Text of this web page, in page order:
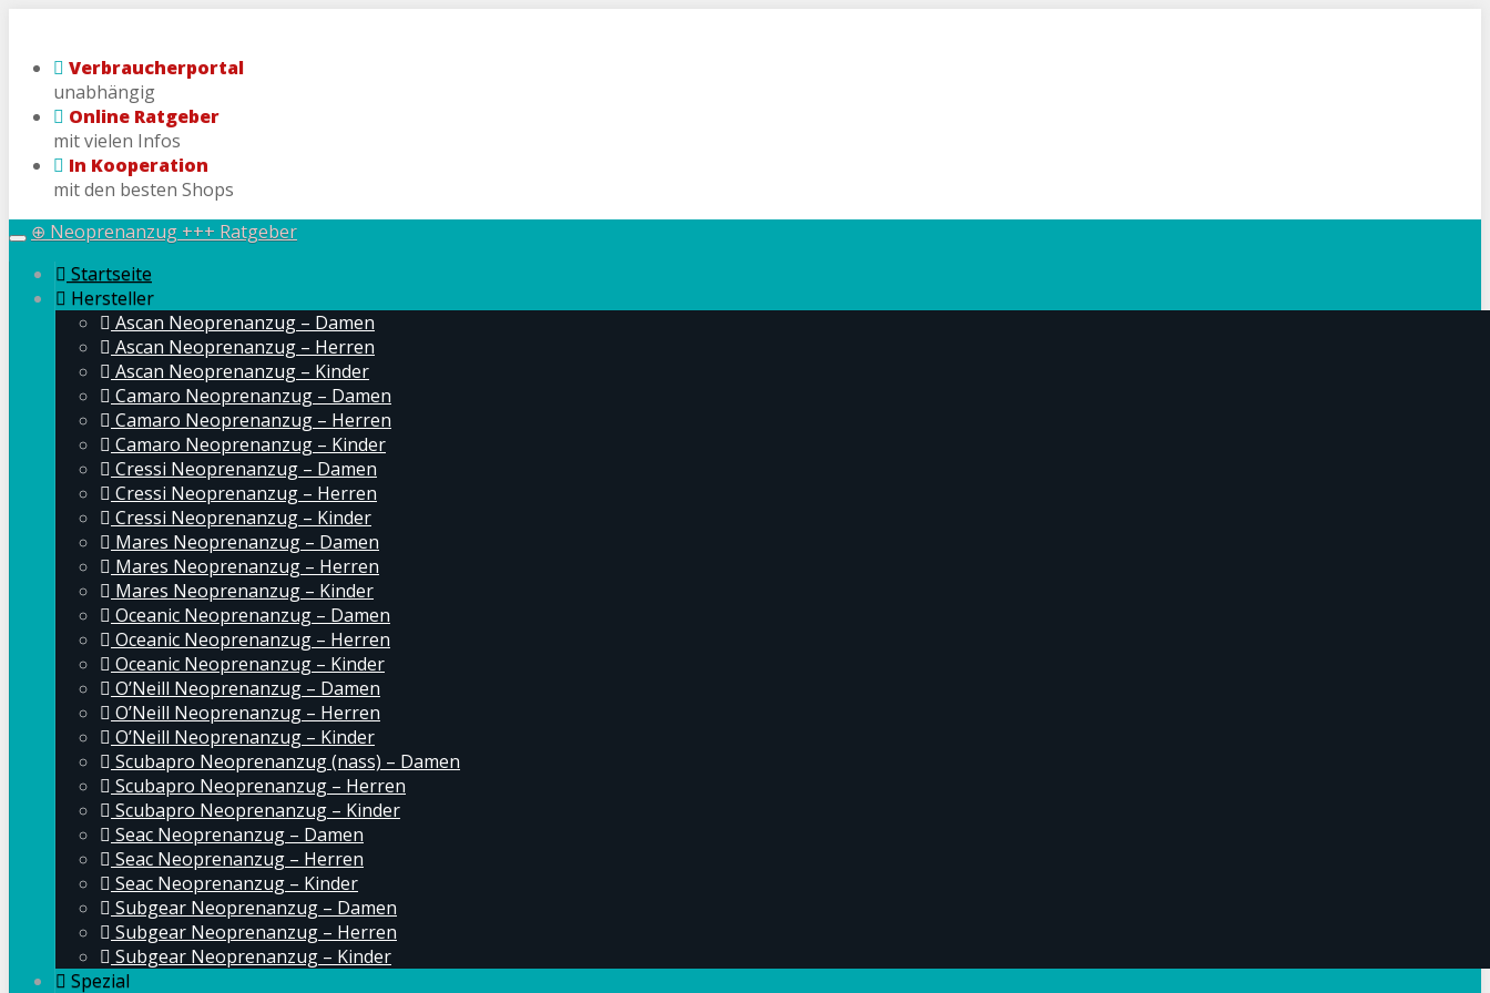
main
content
Verbraucherportal
unabhängig
Online Ratgeber
mit vielen Infos
In Kooperation
mit den besten Shops
Toggle
navigation
⊕ Neoprenanzug +++ Ratgeber
Startseite
Hersteller
Ascan Neoprenanzug – Damen
Ascan Neoprenanzug – Herren
Ascan Neoprenanzug – Kinder
Camaro Neoprenanzug – Damen
Camaro Neoprenanzug – Herren
Camaro Neoprenanzug – Kinder
Cressi Neoprenanzug – Damen
Cressi Neoprenanzug – Herren
Cressi Neoprenanzug – Kinder
Mares Neoprenanzug – Damen
Mares Neoprenanzug – Herren
Mares Neoprenanzug – Kinder
Oceanic Neoprenanzug – Damen
Oceanic Neoprenanzug – Herren
Oceanic Neoprenanzug – Kinder
O’Neill Neoprenanzug – Damen
O’Neill Neoprenanzug – Herren
O’Neill Neoprenanzug – Kinder
Scubapro Neoprenanzug (nass) – Damen
Scubapro Neoprenanzug – Herren
Scubapro Neoprenanzug – Kinder
Seac Neoprenanzug – Damen
Seac Neoprenanzug – Herren
Seac Neoprenanzug – Kinder
Subgear Neoprenanzug – Damen
Subgear Neoprenanzug – Herren
Subgear Neoprenanzug – Kinder
Spezial